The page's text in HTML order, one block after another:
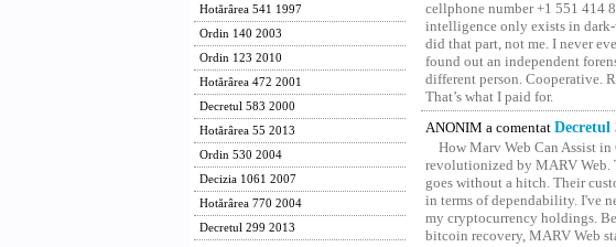
Hotărârea 541 1997
Ordin 140 2003
Ordin 123 2010
Hotărârea 472 2001
Decretul 583 2000
Hotărârea 55 2013
Ordin 530 2004
Decizia 1061 2007
Hotărârea 770 2004
Decretul 299 2013
cellphone number +1 551 414
intelligence only exists in dark-
did that part, not me. I never
found out an independent
different person. Cooperative.
That’s what I paid for.
ANONIM a comentat Decretul
How Marv Web Can Assist
revolutionized by MARV Web.
goes without a hitch. Their
in terms of dependability. I've
my cryptocurrency holdings.
bitcoin recovery, MARV Web